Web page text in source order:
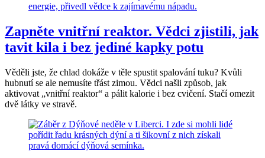
Zapněte vnitřní reaktor. Vědci zjistili, jak
tavit kila i bez jediné kapky potu
Věděli jste, že chlad dokáže v těle spustit spalování tuku? Kvůli
hubnutí se ale nemusíte třást zimou. Vědci našli způsob, jak
aktivovat „vnitřní reaktor“ a pálit kalorie i bez cvičení. Stačí omezit
dvě látky ve stravě.